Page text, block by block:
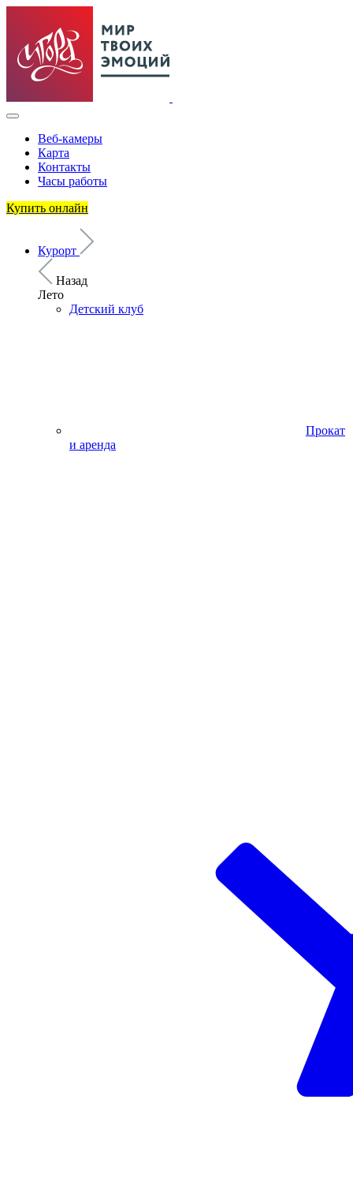
Веб-камеры
Карта
Контакты
Часы работы
Купить онлайн
Курорт
Назад
Лето
Детский клуб
Прокат
и аренда